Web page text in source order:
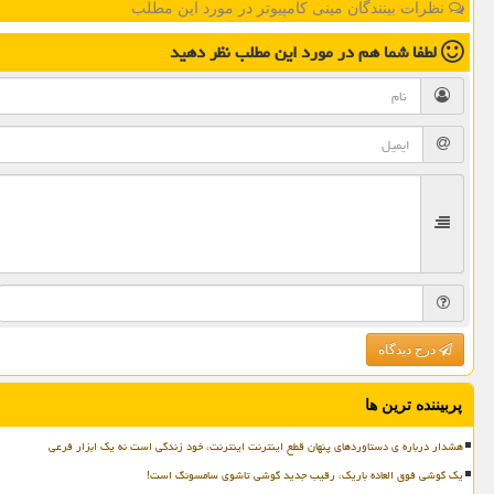
نظرات بینندگان مینی کامپیوتر در مورد این مطلب
لطفا شما همدر مورد این مطلبنظر دهید
درج دیدگاه
پربیننده ترین ها
هشدار درباره ی دستاوردهای پنهان قطع اینترنت اینترنت، خود زندگی است نه یک ابزار فرعی
یک گوشی فوق العاده باریک، رقیب جدید گوشی تاشوی سامسونگ است!